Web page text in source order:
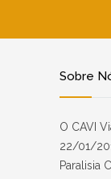
Sobre
O CAVI
22/01/
Paralisia